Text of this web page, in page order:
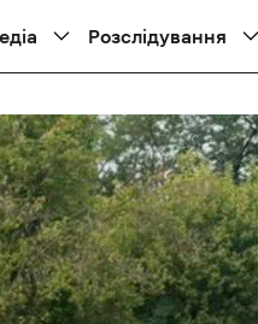
Розслідування